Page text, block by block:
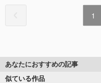
1
あなたにおすすめの記事
似ている作品